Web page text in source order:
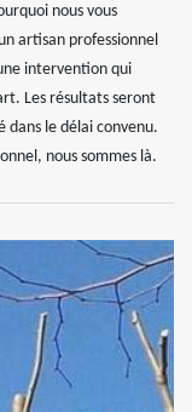
nous vous
artisan professionnel
intervention qui
Les résultats seront
le délai convenu.
nous sommes là.